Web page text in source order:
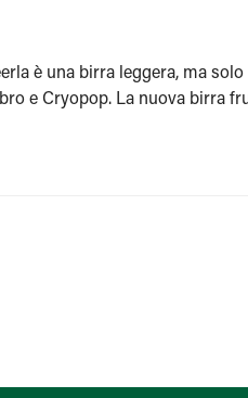
è una birra leggera, ma
e Cryopop. La nuova birra